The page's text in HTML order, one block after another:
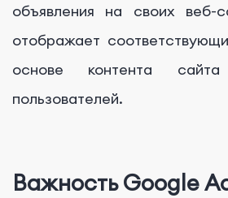
объявления на своих веб-
отображает
основе контента
пользователей.
Важность Google